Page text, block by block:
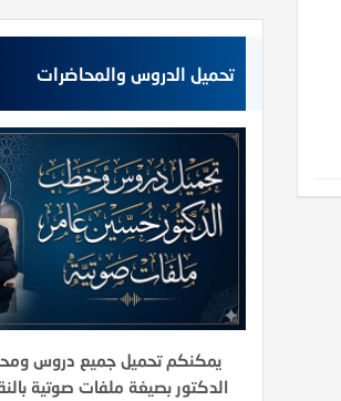
تحميل الدروس والمحاضرات
يمكنكم تحميل جميع دروس
الدكتور بصيغة ملفات صوتية